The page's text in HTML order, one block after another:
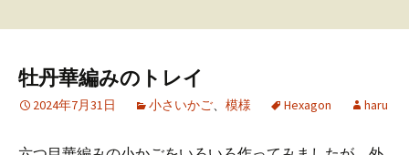
牡丹華編みのトレイ
2024年7月31日 小さいかご、 模様 Hexagon haru